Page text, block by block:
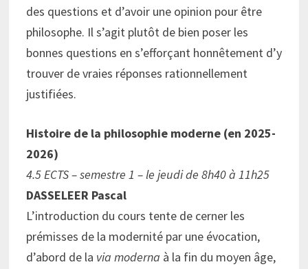
des questions et d’avoir une opinion pour être
philosophe. Il s’agit plutôt de bien poser les
bonnes questions en s’efforçant honnêtement d’y
trouver de vraies réponses rationnellement
justifiées.
Histoire de la philosophie moderne (en 2025-
2026)
4.5 ECTS – semestre 1 – le jeudi de 8h40 à 11h25
DASSELEER Pascal
L’introduction du cours tente de cerner les
prémisses de la modernité par une évocation,
d’abord de la via moderna à la fin du moyen âge,